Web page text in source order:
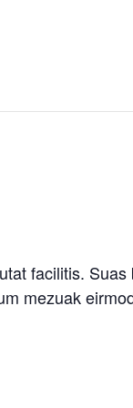
facilitis.
mezuak